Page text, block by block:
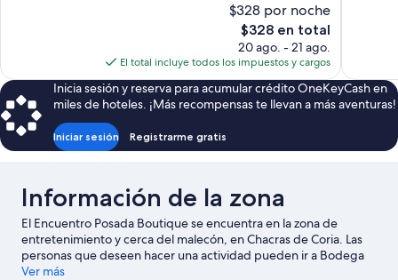
$328 por noche
El
precio
actual
es
de
$328
$328 en total
20 ago. - 21 ago.
El total incluye todos los impuestos y cargos
Inicia sesión y reserva para acumular crédito OneKeyCash en
miles de hoteles. ¡Más recompensas te llevan a más aventuras!
Iniciar sesión Registrarme gratis
Información de la zona
El Encuentro Posada Boutique se encuentra en la zona de
entretenimiento y cerca del malecón, en Chacras de Coria. Las
personas que deseen hacer una actividad pueden ir a Bodega
de vino Norton y Bodegas de vino Chandon, mientras que
Ver más